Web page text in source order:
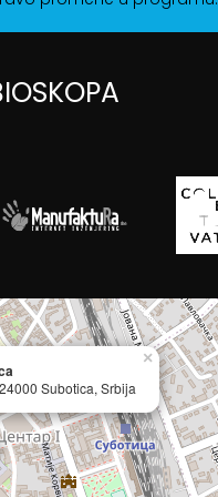
Subotica, Srbija
×